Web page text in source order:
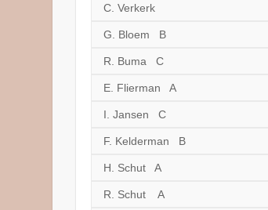
C. Verkerk
G. Bloem B
R. Buma C
E. Flierman A
I. Jansen C
F. Kelderman B
H. Schut A
R. Schut A